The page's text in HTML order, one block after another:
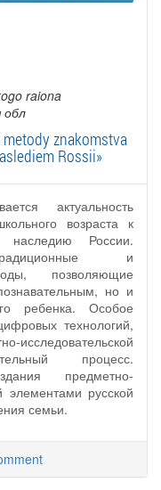
raiona
обл
znakomstva
Rossii»
актуальность
возраста к
наследию России.
и
позволяющие
но и
ребенка. Особое
технологий,
процесс.
предметно-
русской
семьи.